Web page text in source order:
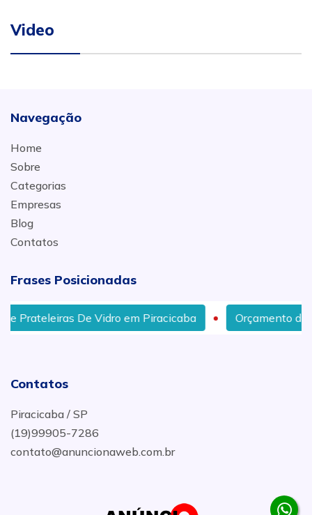
Video
Navegação
Home
Sobre
Categorias
Empresas
Blog
Contatos
Frases Posicionadas
Vidro em Piracicaba Orçamento de Porta De Vidro
Contatos
Piracicaba / SP
(19)99905-7286
contato@anuncionaweb.com.br